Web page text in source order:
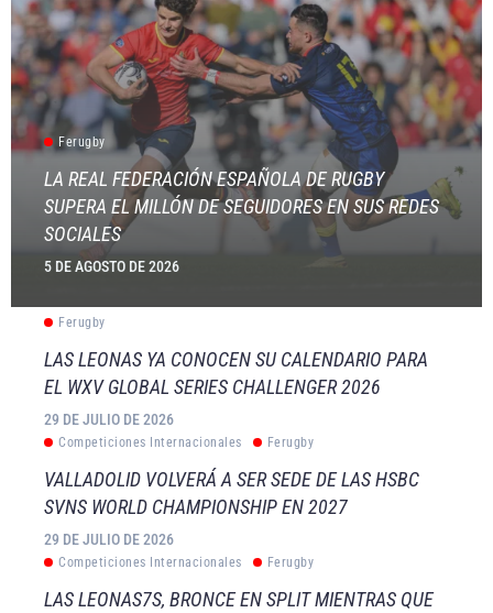
Ferugby
LA REAL FEDERACIÓN ESPAÑOLA DE RUGBY
SUPERA EL MILLÓN DE SEGUIDORES EN SUS REDES
SOCIALES
5 DE AGOSTO DE 2026
Ferugby
LAS LEONAS YA CONOCEN SU CALENDARIO PARA
EL WXV GLOBAL SERIES CHALLENGER 2026
29 DE JULIO DE 2026
Competiciones Internacionales Ferugby
VALLADOLID VOLVERÁ A SER SEDE DE LAS HSBC
SVNS WORLD CHAMPIONSHIP EN 2027
29 DE JULIO DE 2026
Competiciones Internacionales Ferugby
LAS LEONAS7S, BRONCE EN SPLIT MIENTRAS QUE